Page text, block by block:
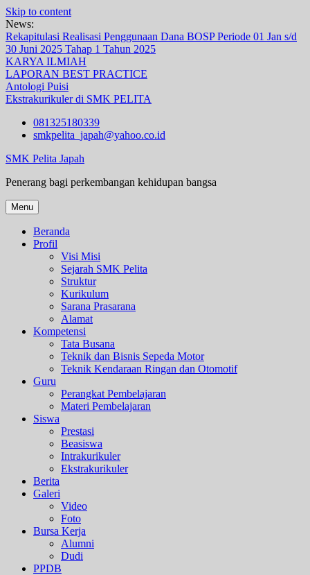
Skip to content
News:
Rekapitulasi Realisasi Penggunaan Dana BOSP Periode 01 Jan s/d
30 Juni 2025 Tahap 1 Tahun 2025
KARYA ILMIAH
LAPORAN BEST PRACTICE
Antologi Puisi
Ekstrakurikuler di SMK PELITA
081325180339
smkpelita_japah@yahoo.co.id
SMK Pelita Japah
Penerang bagi perkembangan kehidupan bangsa
Menu
Beranda
Profil
Visi Misi
Sejarah SMK Pelita
Struktur
Kurikulum
Sarana Prasarana
Alamat
Kompetensi
Tata Busana
Teknik dan Bisnis Sepeda Motor
Teknik Kendaraan Ringan dan Otomotif
Guru
Perangkat Pembelajaran
Materi Pembelajaran
Siswa
Prestasi
Beasiswa
Intrakurikuler
Ekstrakurikuler
Berita
Galeri
Video
Foto
Bursa Kerja
Alumni
Dudi
PPDB